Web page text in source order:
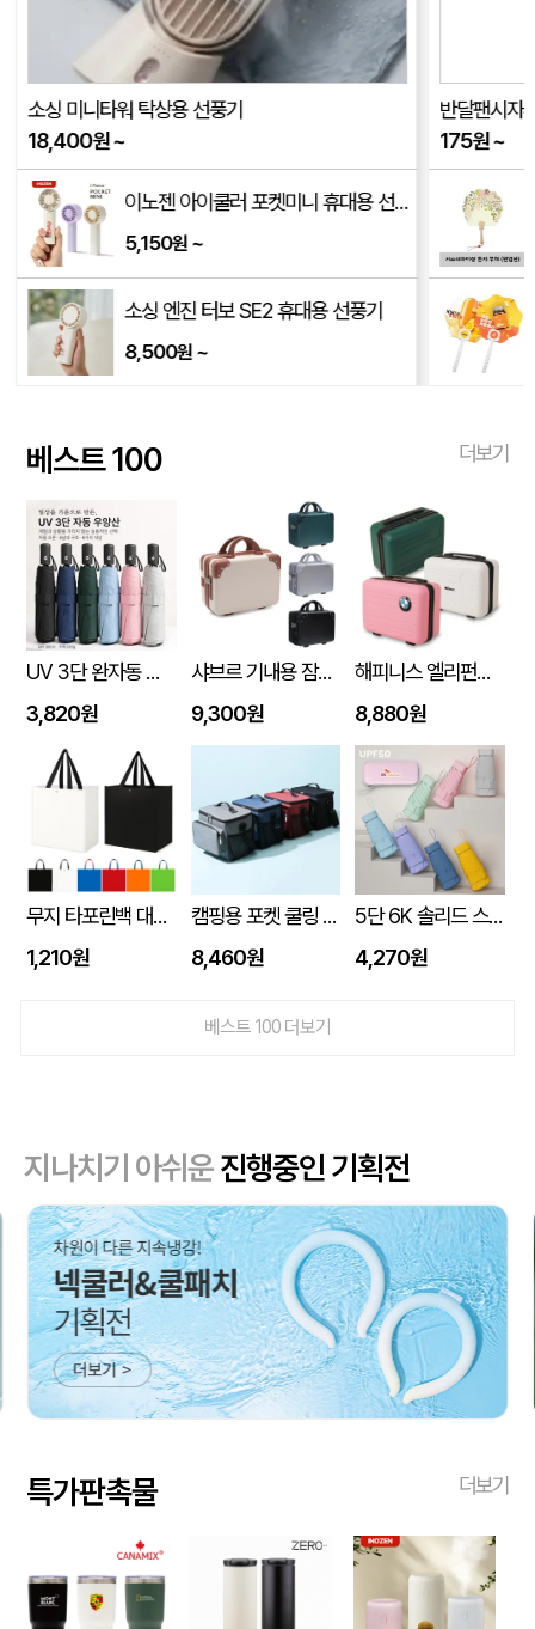
소싱 미니타워 탁상용 선풍기
18,400원~
이노젠 아이쿨러 포켓미니 휴대용 선풍기(고급손목스트랩제공)
5,150원~
소싱 엔진 터보 SE2 휴대용 선풍기
8,500원~
반달팬시
175원~
베스트 100 더보기
UV 3단 완자동 양우산
3,820원
샤브르 기내용 잠금장치 있는여행용 보조 캐리어 레디백
9,300원
해피니스 엘리펀트 베이직 인텐시브 레디백
8,880원
무지 타포린백 대형 (42x40x23) 타포린가방 시장가방 보조가방 // 인쇄제작가능
1,210원
캠핑용 포켓 쿨링 300D PEVA 보냉 쿨링 방수백
8,460원
5단 6K 솔리드 스퀘어 파우치 UV 양우산
4,270원
베스트 100 더보기
지나치기 아쉬운진행중인 기획전
특가판촉물 더보기